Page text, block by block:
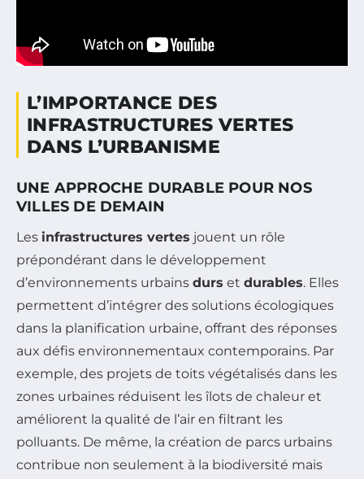
L’IMPORTANCE DES
INFRASTRUCTURES VERTES
DANS L’URBANISME
UNE APPROCHE DURABLE POUR NOS
VILLES DE DEMAIN
Les infrastructures vertes jouent un rôle
prépondérant dans le développement
d’environnements urbains durs et durables. Elles
permettent d’intégrer des solutions écologiques
dans la planification urbaine, offrant des réponses
aux défis environnementaux contemporains. Par
exemple, des projets de toits végétalisés dans les
zones urbaines réduisent les îlots de chaleur et
améliorent la qualité de l’air en filtrant les
polluants. De même, la création de parcs urbains
contribue non seulement à la biodiversité mais